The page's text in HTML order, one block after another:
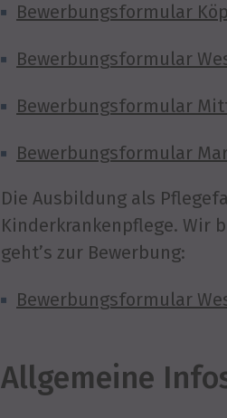
Bewerbungsformular
Bewerbungsformular
Bewerbungsformular
Bewerbungsformular
Die Ausbildung als
Kinderkrankenpflege. Wir
geht’s zur Bewerbung:
Bewerbungsformular
Allgemeine